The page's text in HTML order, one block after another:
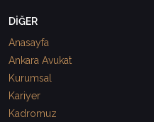
DİĞER
Anasayfa
Ankara Avukat
Kurumsal
Kariyer
Kadromuz